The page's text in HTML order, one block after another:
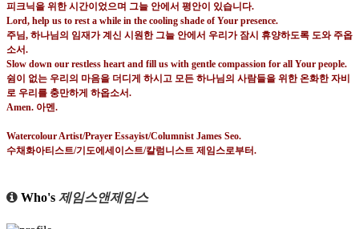
피크닉을 위한 시간이었으며 그늘 안에서 평안이 있습니다.
Lord, help us to rest a while in the cooling shade of Your presence.
주님, 하나님의 임재가 계신 시원한 그늘 안에서 우리가 잠시 휴양하도록 도와 주옵
소서.
Slow down our restless heart and fill us with gentle compassion for all Your people.
쉼이 없는 우리의 마음을 더디게 하시고 모든 하나님의 사람들을 위한 온화한 자비
로 우리를 충만하게 하옵소서.
Amen. 아멘.
Watercolour Artist/Prayer Essayist/Columnist James Seo.
수채화아티스트/기도에세이스트/칼럼니스트 제임스로부터.
Who's 제임스앤제임스